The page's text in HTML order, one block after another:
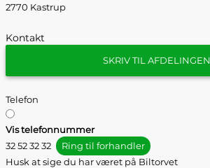
2770 Kastrup
Kontakt
SKRIV TIL AFDELINGEN
Telefon
Vis telefonnummer
32 52 32 32
Ring til forhandler
Husk at sige du har været på Biltorvet